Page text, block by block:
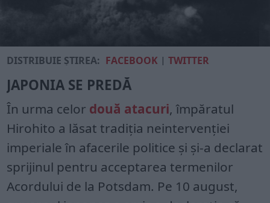
DISTRIBUIE ȘTIREA: FACEBOOK |TWITTER
JAPONIA SE PREDĂ
În urma celor două atacuri, împăratul
Hirohito a lăsat tradiția neintervenției
imperiale în afacerile politice și și-a declarat
sprijinul pentru acceptarea termenilor
Acordului de la Potsdam. Pe 10 august,